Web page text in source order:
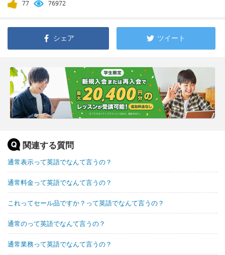
77 76972
シェア ツイート
関連する質問
通常表示って英語でなんて言うの？
通常料金って英語でなんて言うの？
これってセール品ですか？って英語でなんて言うの？
通常のって英語でなんて言うの？
通常業務って英語でなんて言うの？